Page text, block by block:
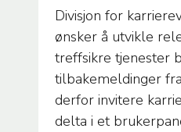
Divisjon for
ønsker å utvikle
treffsikre tjenester
tilbakemeldinger
derfor invitere
delta i et